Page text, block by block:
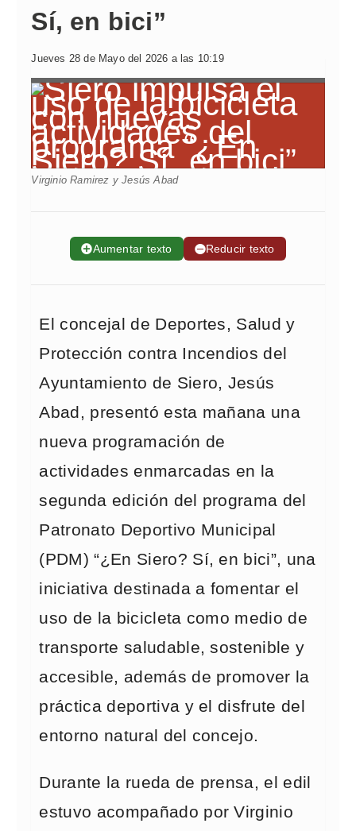
Sí, en bici”
Jueves 28 de Mayo del 2026 a las 10:19
Virginio Ramirez y Jesús Abad
➕Aumentar texto ➖Reducir texto
El concejal de Deportes, Salud y
Protección contra Incendios del
Ayuntamiento de Siero, Jesús
Abad, presentó esta mañana una
nueva programación de
actividades enmarcadas en la
segunda edición del programa del
Patronato Deportivo Municipal
(PDM) “¿En Siero? Sí, en bici”, una
iniciativa destinada a fomentar el
uso de la bicicleta como medio de
transporte saludable, sostenible y
accesible, además de promover la
práctica deportiva y el disfrute del
entorno natural del concejo.
Durante la rueda de prensa, el edil
estuvo acompañado por Virginio